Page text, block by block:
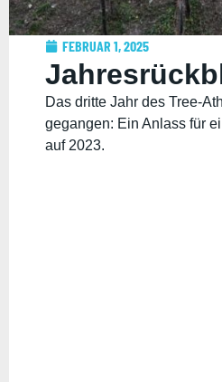
FEBRUAR 1, 2025
Das dritte Jahr des Tree-
gegangen: Ein Anlass für
auf 2023.